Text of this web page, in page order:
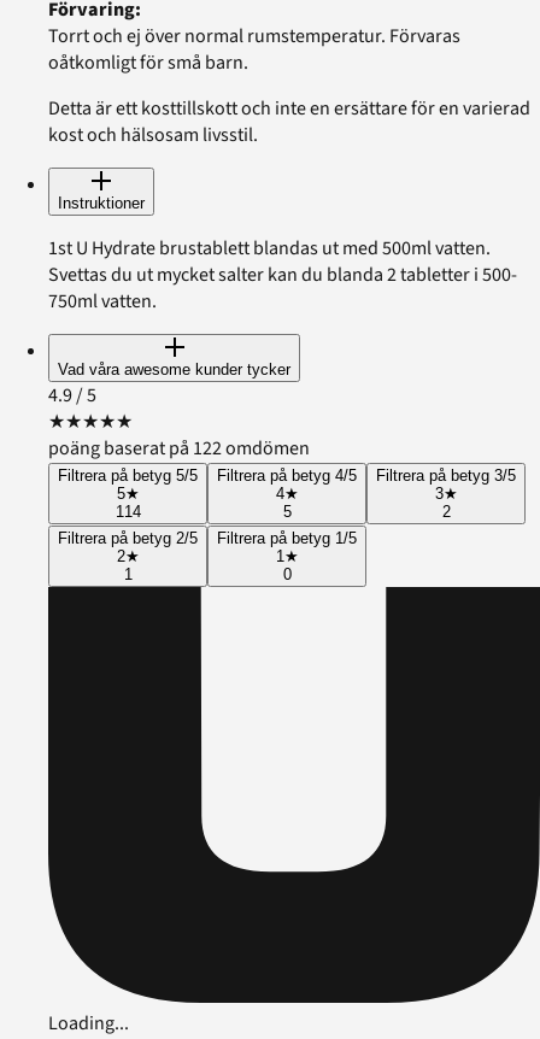
Förvaring:
Torrt och ej över normal rumstemperatur. Förvaras
oåtkomligt för små barn.
Detta är ett kosttillskott och inte en ersättare för en varierad
kost och hälsosam livsstil.
Instruktioner
1st U Hydrate brustablett blandas ut med 500ml vatten.
Svettas du ut mycket salter kan du blanda 2 tabletter i 500-
750ml vatten.
Vad våra awesome kunder tycker
4.9/ 5
★★★★★
poäng baserat på 122 omdömen
Filtrera på betyg 5/5
5★
114
Filtrera på betyg 4/5
4★
5
Filtrera på betyg 3/5
3★
2
Filtrera på betyg 2/5
2★
1
Filtrera på betyg 1/5
1★
0
Loading...